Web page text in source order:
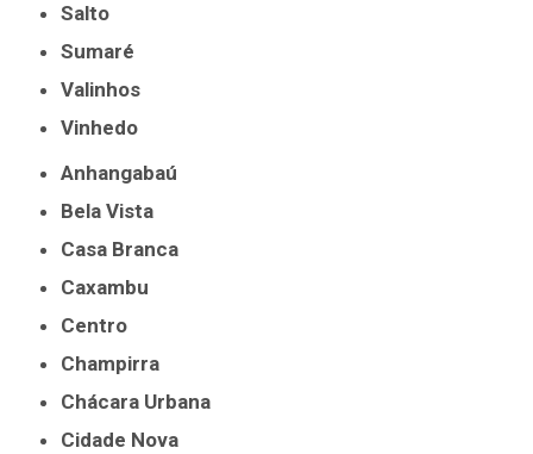
Salto
Sumaré
Valinhos
Vinhedo
Anhangabaú
Bela Vista
Casa Branca
Caxambu
Centro
Champirra
Chácara Urbana
Cidade Nova